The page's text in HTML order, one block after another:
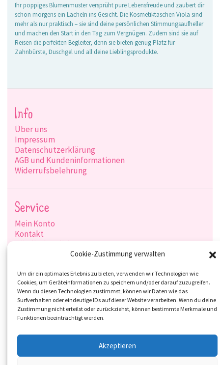
Cookie-Zustimmung verwalten
Um dir ein optimales Erlebnis zu bieten, verwenden wir Technologien wie
Cookies, um Geräteinformationen zu speichern und/oder darauf zuzugreifen.
Wenn du diesen Technologien zustimmst, können wir Daten wie das
Surfverhalten oder eindeutige IDs auf dieser Website verarbeiten. Wenn du deine
Zustimmung nicht erteilst oder zurückziehst, können bestimmte Merkmale und
Funktionen beeinträchtigt werden.
Akzeptieren
Ihr poppiges Blumenmuster versprüht pure Lebensfreude und zaubert dir
schon morgens ein Lächeln ins Gesicht. Die Kosmetiktaschen Viola sind
mehr als nur praktisch – sie sind deine persönlichen Stimmungsaufheller
und machen den Start in den Tag zum Vergnügen. Zudem sind sie auf
Reisen die perfekten Begleiter, denn sie bieten genug Platz für
Zahnbürste, Duschgel und all deine Lieblingsprodukte.
Info
Über uns
Impressum
Datenschutzerklärung
AGB und Kundeninformationen
Widerrufsbelehrung
Service
Mein Konto
Kontakt
Händlerkonditionen
Zahlungsarten
Social-Media